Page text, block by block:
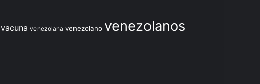
vacuna venezolana venezolano venezolanos